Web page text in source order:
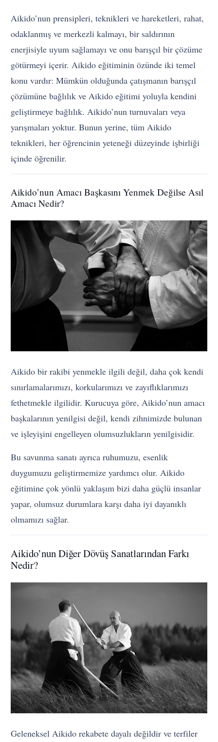
Aikido’nun prensipleri, teknikleri ve hareketleri, rahat,
odaklanmış ve merkezli kalmayı, bir saldırının
enerjisiyle uyum sağlamayı ve onu barışçıl bir çözüme
götürmeyi içerir. Aikido eğitiminin özünde iki temel
konu vardır: Mümkün olduğunda çatışmanın barışçıl
çözümüne bağlılık ve Aikido eğitimi yoluyla kendini
geliştirmeye bağlılık. Aikido’nun turnuvaları veya
yarışmaları yoktur. Bunun yerine, tüm Aikido
teknikleri, her öğrencinin yeteneği düzeyinde işbirliği
içinde öğrenilir.
Aikido’nun Amacı Başkasını Yenmek Değilse Asıl
Amacı Nedir?
Aikido bir rakibi yenmekle ilgili değil, daha çok kendi
sınırlamalarımızı, korkularımızı ve zayıflıklarımızı
fethetmekle ilgilidir. Kurucuya göre, Aikido’nun amacı
başkalarının yenilgisi değil, kendi zihnimizde bulunan
ve işleyişini engelleyen olumsuzlukların yenilgisidir.
Bu savunma sanatı ayrıca ruhumuzu, esenlik
duygumuzu geliştirmemize yardımcı olur. Aikido
eğitimine çok yönlü yaklaşım bizi daha güçlü insanlar
yapar, olumsuz durumlara karşı daha iyi dayanıklı
olmamızı sağlar.
Aikido’nun Diğer Dövüş Sanatlarından Farkı
Nedir?
Geleneksel Aikido rekabete dayalı değildir ve terfiler